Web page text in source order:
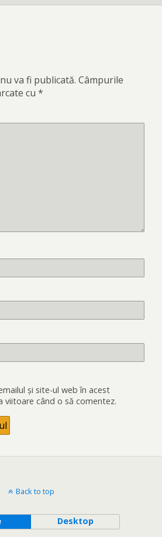
va fi publicată. Câmpurile
cu *
și site-ul web în acest
când o să comentez.
Back to top
Desktop